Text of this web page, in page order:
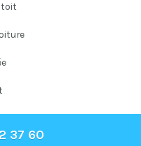
toit
Père et Fils
37 60